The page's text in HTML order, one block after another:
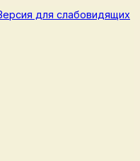
для слабовидящих